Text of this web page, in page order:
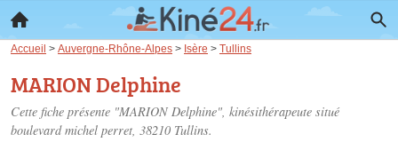
Accueil > Auvergne-Rhône-Alpes > Isère > Tullins
MARION Delphine
Cette fiche présente "MARION Delphine", kinésithérapeute situé
boulevard michel perret, 38210 Tullins.